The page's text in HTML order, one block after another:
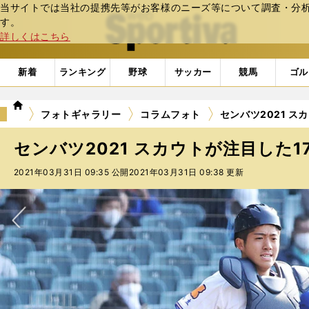
当サイトでは当社の提携先等がお客様のニーズ等について調査・
す。
詳しくはこちら
web Sportiva (webスポルティーバ)
新着 ランキング 野球 サッカー 競馬 ゴ
we
ポ
ィ
ー
バ
フォトギャラリー コラムフォト センバツ2021 ス
センバツ2021 スカウトが注目した
2021年03月31日 09:35 公開 2021年03月31日 09:38 更新
次へ